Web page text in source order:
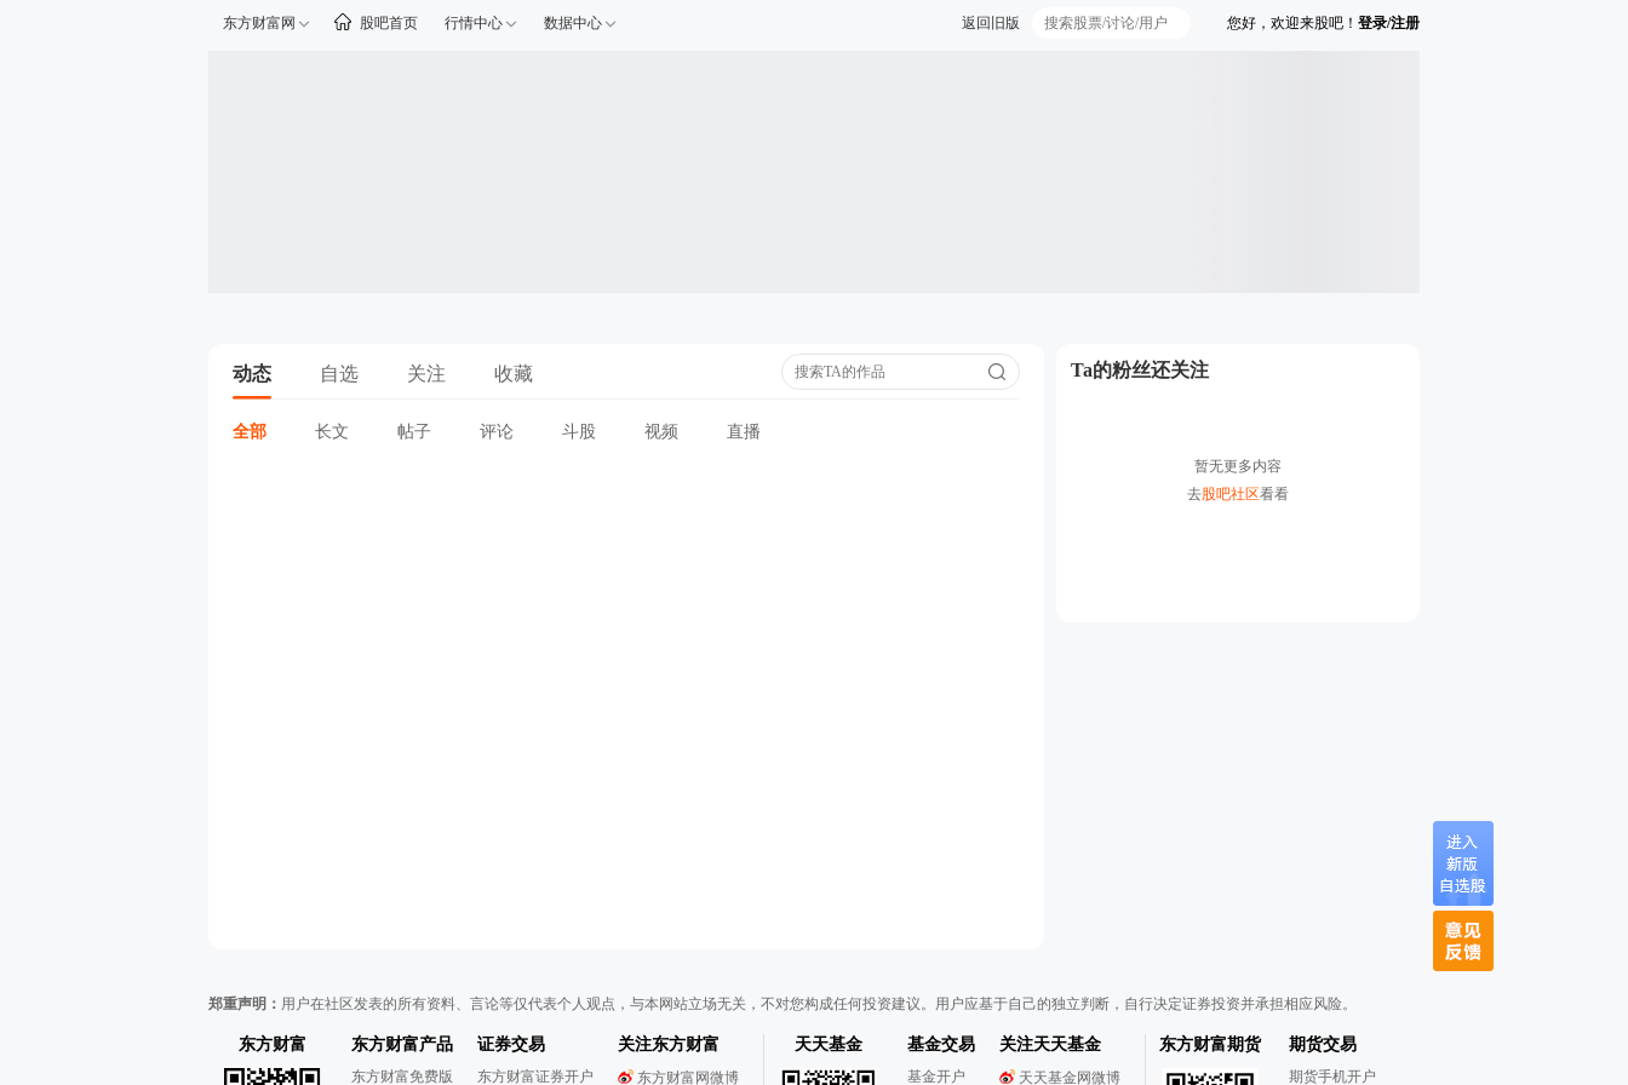
东方财富网 股吧首页 行情中心 数据中心 您好，欢迎来股吧！ 登录/注册
返回旧版
动态 自选 关注 收藏
全部 长文 帖子 评论 斗股 视频 直播
Ta的粉丝还关注
暂无更多内容
去股吧社区看看
郑重声明： 用户在社区发表的所有资料、言论等仅代表个人观点，与本网站立场无关，不对您构成任何投资建议。用户应基于自己的独立判断，自行决定证券投资并承担相应风险。
东方财富 东方财富产品
东方财富免费版
证券交易
东方财富证券开户
关注东方财富
东方财富网微博
天天基金 基金交易
基金开户
关注天天基金
天天基金网微博
东方财富期货 期货交易
期货手机开户